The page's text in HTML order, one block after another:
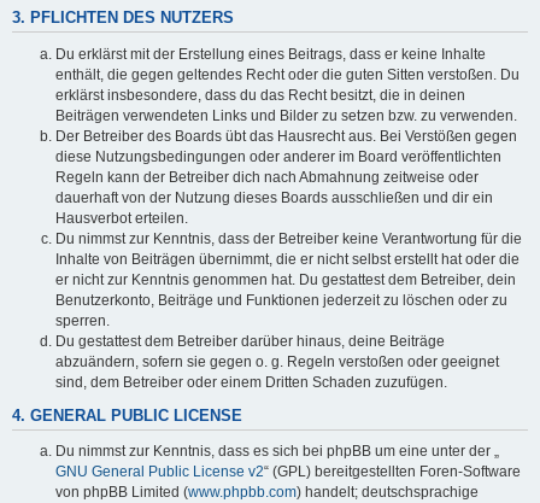
3. PFLICHTEN DES NUTZERS
Du erklärst mit der Erstellung eines Beitrags, dass er keine Inhalte
enthält, die gegen geltendes Recht oder die guten Sitten verstoßen. Du
erklärst insbesondere, dass du das Recht besitzt, die in deinen
Beiträgen verwendeten Links und Bilder zu setzen bzw. zu verwenden.
Der Betreiber des Boards übt das Hausrecht aus. Bei Verstößen gegen
diese Nutzungsbedingungen oder anderer im Board veröffentlichten
Regeln kann der Betreiber dich nach Abmahnung zeitweise oder
dauerhaft von der Nutzung dieses Boards ausschließen und dir ein
Hausverbot erteilen.
Du nimmst zur Kenntnis, dass der Betreiber keine Verantwortung für die
Inhalte von Beiträgen übernimmt, die er nicht selbst erstellt hat oder die
er nicht zur Kenntnis genommen hat. Du gestattest dem Betreiber, dein
Benutzerkonto, Beiträge und Funktionen jederzeit zu löschen oder zu
sperren.
Du gestattest dem Betreiber darüber hinaus, deine Beiträge
abzuändern, sofern sie gegen o. g. Regeln verstoßen oder geeignet
sind, dem Betreiber oder einem Dritten Schaden zuzufügen.
4. GENERAL PUBLIC LICENSE
Du nimmst zur Kenntnis, dass es sich bei phpBB um eine unter der „
GNU General Public License v2“ (GPL) bereitgestellten Foren-Software
von phpBB Limited (www.phpbb.com) handelt; deutschsprachige